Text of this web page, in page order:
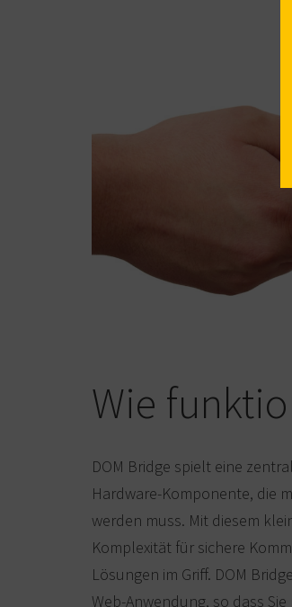
Wie
DOM Bridge spielt eine
Hardware-Komponente, die
werden muss. Mit diesem
Komplexität für sichere
Lösungen im Griff. DOM
Web-Anwendung, so dass